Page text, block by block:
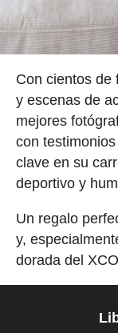
Con cientos de
y escenas de
mejores
con
clave en su
deportivo y
Un regalo
y,
dorada del